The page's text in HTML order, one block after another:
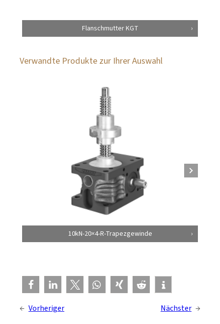
Flanschmutter KGT
Verwandte Produkte zur Ihrer Auswahl
10kN-20×4-R-Trapezgewinde
← Vorheriger Nächster →